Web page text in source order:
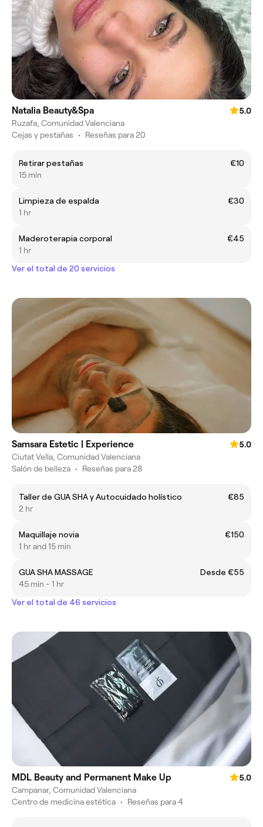
Natalia Beauty&Spa
5.0
Ruzafa, Comunidad Valenciana
Cejas y pestañas • Reseñas para 20
Retirar pestañas
€10
15 min
Limpieza de espalda
€30
1 hr
Maderoterapia corporal
€45
1 hr
Ver el total de 20 servicios
Samsara Estetic | Experience
5.0
Ciutat Vella, Comunidad Valenciana
Salón de belleza • Reseñas para 28
Taller de GUA SHA y Autocuidado holístico
€85
2 hr
Maquillaje novia
€150
1 hr and 15 min
GUA SHA MASSAGE
Desde €55
45 min - 1 hr
Ver el total de 46 servicios
MDL Beauty and Permanent Make Up
5.0
Campanar, Comunidad Valenciana
Centro de medicina estética • Reseñas para 4